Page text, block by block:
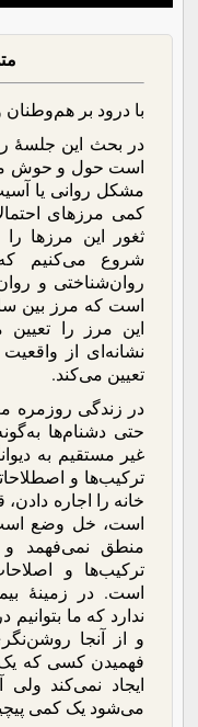
با درود بر
در بحث این جلسۀ
است حول و حوش
مشکل روانی یا
کمی مرزهای
ثغور این مرزها
شروع می‌کنیم
روان‌شناختی و
است که مرز بین
این مرز را
نشانه‌ای از
تعیین می‌کند.
در زندگی روزمره
حتی دشنام‌ها
غیر مستقیم به
ترکیب‌ها و
خانه را اجاره
است، خل وضع است
منطق نمی‌فهمد و
ترکیب‌ها و
است. در زمینۀ
ندارد که ما
و از آنجا
فهمیدن کسی که
ایجاد نمی‌کند
می‌شود یک کمی